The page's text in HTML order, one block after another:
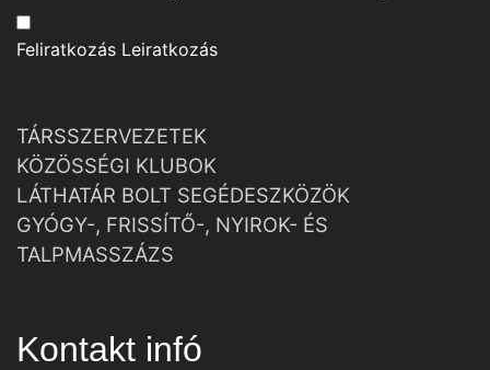
Feliratkozás Leiratkozás
TÁRSSZERVEZETEK
KÖZÖSSÉGI KLUBOK
LÁTHATÁR BOLT SEGÉDESZKÖZÖK
GYÓGY-, FRISSÍTŐ-, NYIROK- ÉS
TALPMASSZÁZS
Kontakt infó